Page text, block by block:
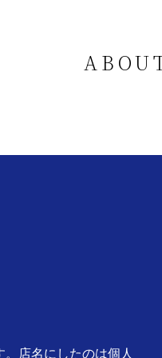
店名にしたのは個人